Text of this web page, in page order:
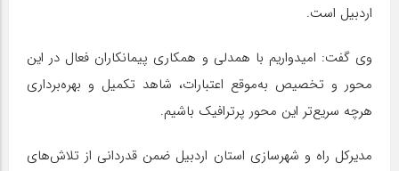
اردبیل است.
وی گفت: امیدواریم با همدلی و همکاری پیمانکاران فعال در این
محور و تخصیص به‌موقع اعتبارات، شاهد تکمیل و بهره‌برداری
هرچه سریع‌تر این محور پرترافیک باشیم.
مدیرکل راه و شهرسازی استان اردبیل ضمن قدردانی از تلاش‌های